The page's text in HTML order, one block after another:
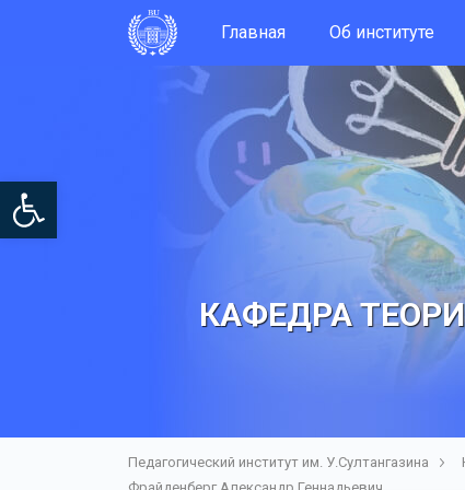
Open toolbar
Главная Об институте
КАФЕДРА
Педагогический институт им. У.Султангазина